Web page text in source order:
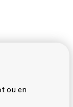
ou en